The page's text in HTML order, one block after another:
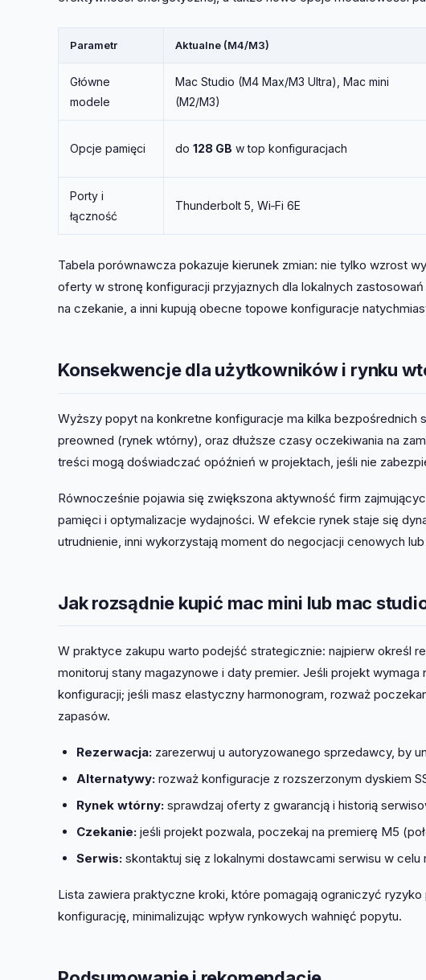
Parametr Aktualne (M4/M3)
Główne
modele
Mac Studio (M4 Max/M3 Ultra), Mac mini
(M2/M3)
Opcje pamięci do 128 GB w top konfiguracjach
Porty i
łączność
Thunderbolt 5, Wi‑Fi 6E
Tabela porównawcza pokazuje kierunek zmian: nie tylko wzrost
oferty w stronę konfiguracji przyjaznych dla lokalnych
na czekanie, a inni kupują obecne topowe konfiguracje
Konsekwencje dla użytkowników i rynku
Wyższy popyt na konkretne konfiguracje ma kilka
preowned (rynek wtórny), oraz dłuższe czasy oczekiwania na
treści mogą doświadczać opóźnień w projektach, jeśli nie
Równocześnie pojawia się zwiększona aktywność firm
pamięci i optymalizacje wydajności. W efekcie rynek staje się
utrudnienie, inni wykorzystają moment do negocjacji cenowych
Jak rozsądnie kupić mac mini lub mac
W praktyce zakupu warto podejść strategicznie: najpierw określ
monitoruj stany magazynowe i daty premier. Jeśli projekt
konfiguracji; jeśli masz elastyczny harmonogram, rozważ
zapasów.
Rezerwacja:zarezerwuj u autoryzowanego sprzedawcy, by
Alternatywy:rozważ konfiguracje z rozszerzonym dyskiem
Rynek wtórny:sprawdzaj oferty z gwarancją i historią
Czekanie:jeśli projekt pozwala, poczekaj na premierę M5
Serwis:skontaktuj się z lokalnymi dostawcami serwisu w celu
Lista zawiera praktyczne kroki, które pomagają ograniczyć
konfigurację, minimalizując wpływ rynkowych wahnięć popytu.